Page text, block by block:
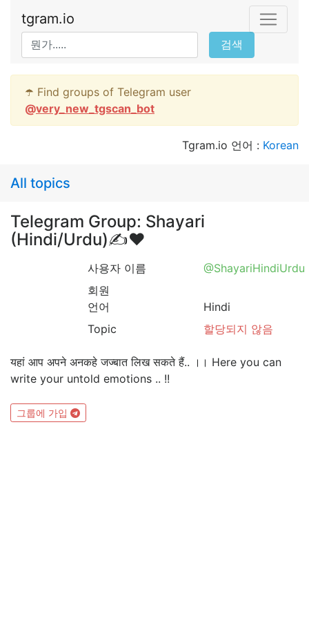
tgram.io
검색
☂️ Find groups of Telegram user
@very_new_tgscan_bot
Tgram.io 언어 : Korean
All topics
Telegram Group: Shayari
(Hindi/Urdu)✍❤️
사용자 이름
@ShayariHindiUrdu
회원
언어
Hindi
Topic
할당되지 않음
यहां आप अपने अनकहे जज्बात लिख सकते हैं.. ।। Here you can
write your untold emotions .. !!
그룹에 가입